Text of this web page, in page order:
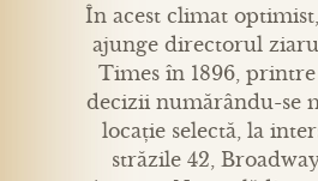
În acest climat
ajunge directorul
Times în 1896,
decizii numărându-se
locație selectă, la
străzile 42,